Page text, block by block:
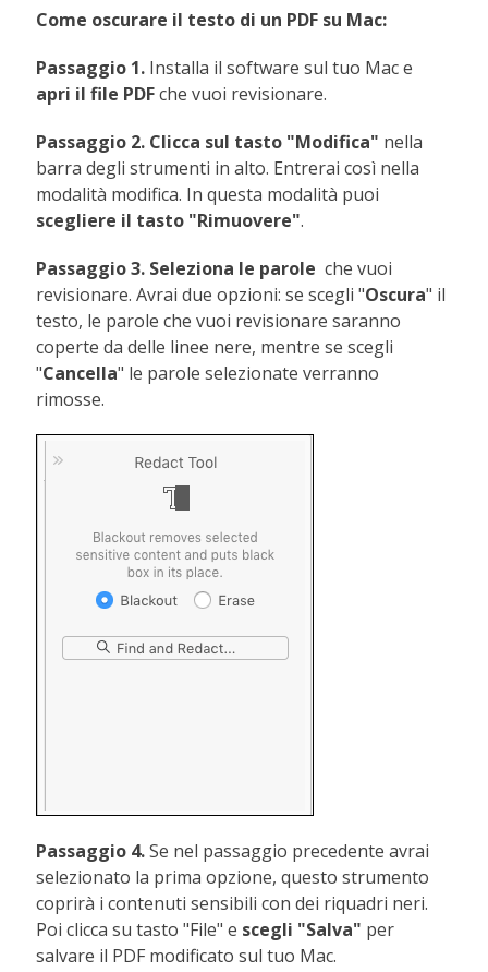
Come oscurare il testo di un PDF su Mac:
Passaggio 1. Installa il software sul tuo Mac e
apri il file PDFche vuoi revisionare.
Passaggio 2. Clicca sul tasto "Modifica" nella
barra degli strumenti in alto. Entrerai così nella
modalità modifica. In questa modalità puoi
scegliere il tasto "Rimuovere".
Passaggio 3. Seleziona le parole che vuoi
revisionare. Avrai due opzioni: se scegli "Oscura" il
testo, le parole che vuoi revisionare saranno
coperte da delle linee nere, mentre se scegli
"Cancella" le parole selezionate verranno
rimosse.
Passaggio 4.Se nel passaggio precedente avrai
selezionato la prima opzione, questo strumento
coprirà i contenuti sensibili con dei riquadri neri.
Poi clicca su tasto "File" e scegli "Salva" per
salvare il PDF modificato sul tuo Mac.